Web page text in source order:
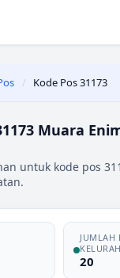
/ Kode Pos 31173
Muara
untuk kode pos
JUMLAH
20